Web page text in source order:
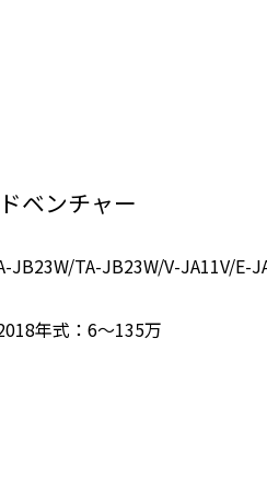
ベンチャー
JB23W/TA-JB23W/V-JA11V/E-
年式：6～135万